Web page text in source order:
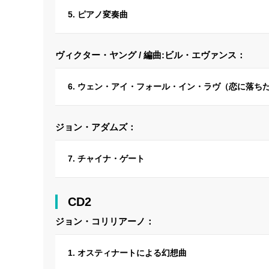
5. ピアノ変奏曲
ヴィクター・ヤング / 編曲:ビル・エヴァンス：
6. ウェン・アイ・フォール・イン・ラヴ（恋に落ち
ジョン・アダムズ：
7. チャイナ・ゲート
CD2
ジョン・コリリアーノ：
1. オスティナートによる幻想曲